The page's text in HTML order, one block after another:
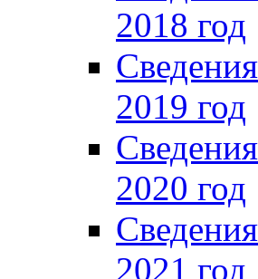
2018 год
2019 год
2020 год
2021 год